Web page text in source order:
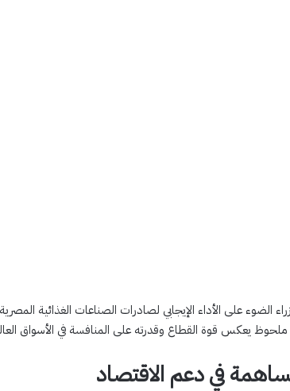
الضوء على الأداء الإيجابي لصادرات الصناعات الغذائية
في دعم الاقتصاد